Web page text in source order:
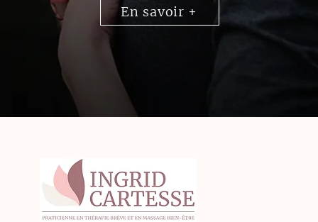
En savoir +